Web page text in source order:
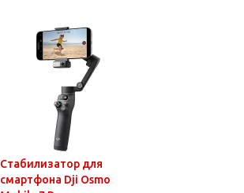
Стабилизатор для
смартфона Dji Osmo